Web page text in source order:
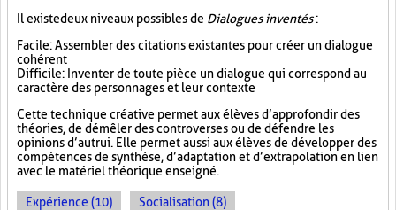
Il existe deux niveaux possibles de Dialogues inventés:
Facile : Assembler des citations existantes pour créer un dialogue
cohérent
Difficile : Inventer de toute pièce un dialogue qui correspond au
caractère des personnages et leur contexte
Cette technique créative permet aux élèves d’approfondir des
théories, de démêler des controverses ou de défendre les
opinions d’autrui. Elle permet aussi aux élèves de développer des
compétences de synthèse, d’adaptation et d’extrapolation en lien
avec le matériel théorique enseigné.
Expérience (10) Socialisation (8)